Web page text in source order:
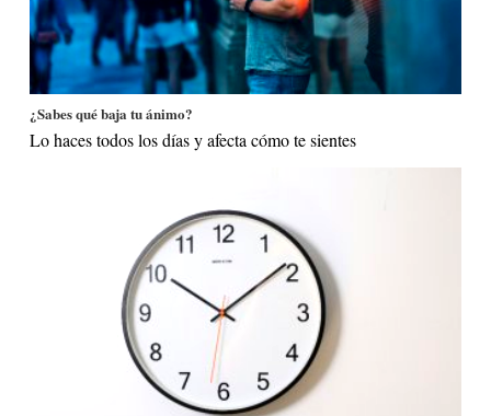
¿Sabes qué baja tu ánimo?
Lo haces todos los días y afecta cómo te sientes